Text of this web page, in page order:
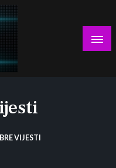
VIJESTI